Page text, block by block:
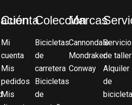
Cuenta
Mi
cuenta
Mis
pedidos
Mis
Colección
Bicicletas
de
carretera
Bicicletas
de
Marcas
Cannondale
Mondraker
Conway
Servicio
de taller
Alquiler
de